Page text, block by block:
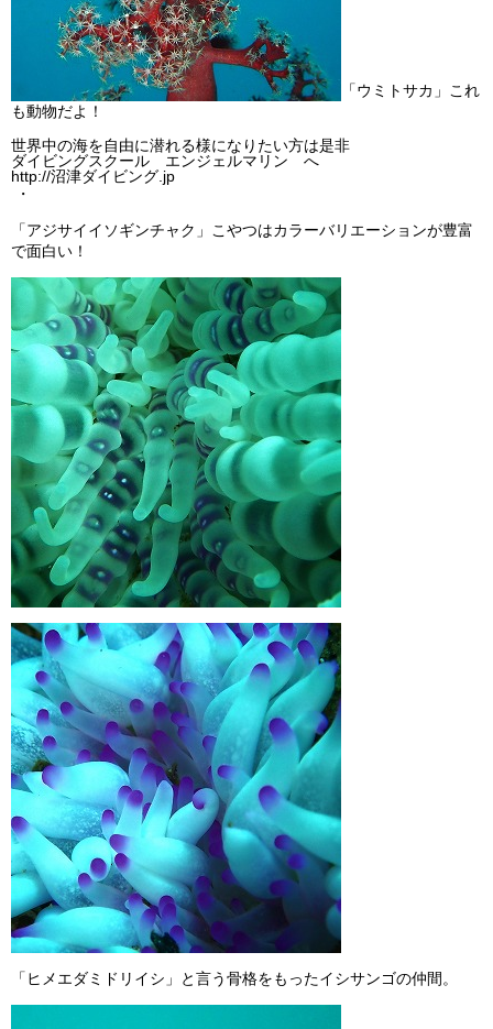
「ウミトサカ」これ
も動物だよ！
世界中の海を自由に潜れる様になりたい方は是非
ダイビングスクール エンジェルマリン へ
http://沼津ダイビング.jp
・
「アジサイイソギンチャク」こやつはカラーバリエーションが豊富
で面白い！
「ヒメエダミドリイシ」と言う骨格をもったイシサンゴの仲間。